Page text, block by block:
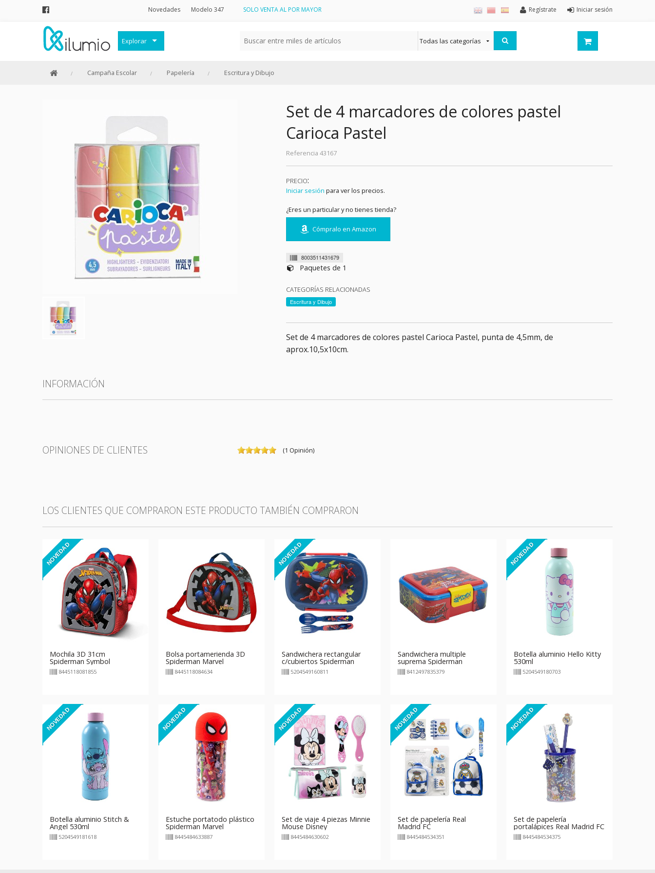
Novedades Modelo 347 SOLO VENTA AL POR MAYOR Iniciar sesión
Regístrate
Explorar
Frases Originales
Merchandising Friki
Moda y Complementos
Invierno
Verano
Outlet
Personajes y marcas
Todas las categorías
Campaña Escolar Papelería Escritura y Dibujo
Set de 4 marcadores de colores pastel
Carioca Pastel
Referencia 43167
PRECIO:
Iniciar sesión para ver los precios.
¿Eres un particular y no tienes tienda?
Cómpralo en Amazon
8003511431679
Paquetes de 1
CATEGORÍAS RELACIONADAS
Escritura y Dibujo
Set de 4 marcadores de colores pastel Carioca Pastel, punta de 4,5mm, de
aprox.10,5x10cm.
INFORMACIÓN
OPINIONES DE CLIENTES (1 Opinión)
LOS CLIENTES QUE COMPRARON ESTE PRODUCTO TAMBIÉN COMPRARON
NOVEDAD
Mochila 3D 31cm
Spiderman Symbol
8445118081855
Bolsa portamerienda 3D
Spiderman Marvel
8445118084634
NOVEDAD
Sandwichera rectangular
c/cubiertos Spiderman
5204549160811
Sandwichera multiple
suprema Spiderman
8412497835379
NOVEDAD
Botella aluminio Hello Kitty
530ml
5204549180703
NOVEDAD
Botella aluminio Stitch &
Angel 530ml
5204549181618
NOVEDAD
Estuche portatodo plástico
Spiderman Marvel
8445484633887
NOVEDAD
Set de viaje 4 piezas Minnie
Mouse Disney
8445484630602
NOVEDAD
Set de papelería Real
Madrid FC
8445484534351
NOVEDAD
Set de papelería
portalápices Real Madrid FC
8445484534375